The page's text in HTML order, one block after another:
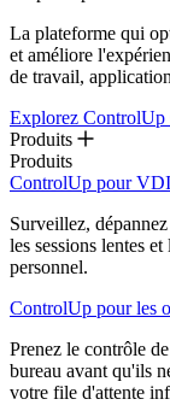
La plateforme qui
et améliore
de travail,
Explorez ControlUp
Produits
Produits
ControlUp pour VDI
Surveillez,
les sessions lentes
personnel.
ControlUp pour les
Prenez le contrôle
bureau avant qu'ils
votre file d'attente